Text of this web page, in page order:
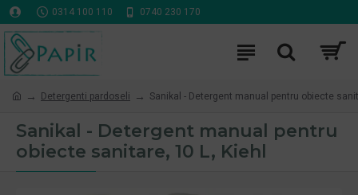
0314 100 110 0740 230 170
Detergenti pardoseli Sanikal - Detergent manual pentru obiecte
Sanikal - Detergent manual pentru
obiecte sanitare, 10 L, Kiehl